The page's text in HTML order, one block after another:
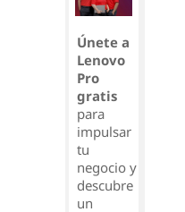
Únete a
Lenovo
Pro
gratis
para
impulsar
tu
negocio y
descubre
un